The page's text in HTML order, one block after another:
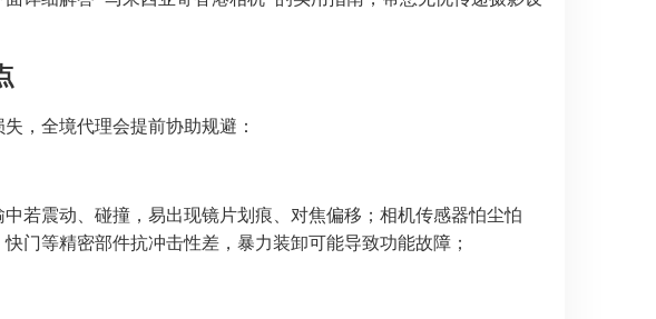
，全境代理会提前协助规避：
若震动、碰撞，易出现镜片划痕、对焦偏移；相机传感器怕尘怕
门等精密部件抗冲击性差，暴力装卸可能导致功能故障；